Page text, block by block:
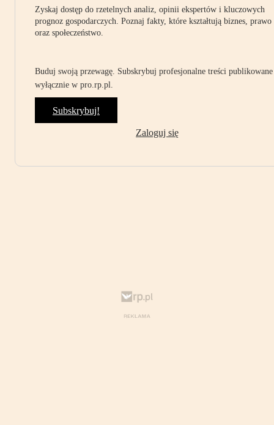
Zyskaj dostęp do rzetelnych analiz, opinii ekspertów i kluczowych
prognoz gospodarczych. Poznaj fakty, które kształtują biznes, prawo
oraz społeczeństwo.
Buduj swoją przewagę. Subskrybuj profesjonalne treści publikowane
wyłącznie w pro.rp.pl.
Subskrybuj!
Zaloguj się